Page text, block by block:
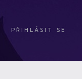
PŘIHLÁSIT SE